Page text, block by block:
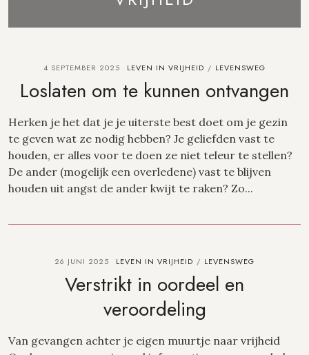
4 SEPTEMBER 2025 LEVEN IN VRIJHEID / LEVENSWEG
Loslaten om te kunnen ontvangen
Herken je het dat je je uiterste best doet om je gezin
te geven wat ze nodig hebben? Je geliefden vast te
houden, er alles voor te doen ze niet teleur te stellen?
De ander (mogelijk een overledene) vast te blijven
houden uit angst de ander kwijt te raken? Zo...
26 JUNI 2025 LEVEN IN VRIJHEID / LEVENSWEG
Verstrikt in oordeel en
veroordeling
Van gevangen achter je eigen muurtje naar vrijheid